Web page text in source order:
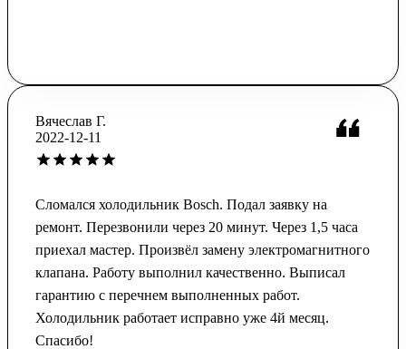
Вячеслав Г.
2022-12-11
Сломался холодильник Bosch. Подал заявку на
ремонт. Перезвонили через 20 минут. Через 1,5 часа
приехал мастер. Произвёл замену электромагнитного
клапана. Работу выполнил качественно. Выписал
гарантию с перечнем выполненных работ.
Холодильник работает исправно уже 4й месяц.
Спасибо!